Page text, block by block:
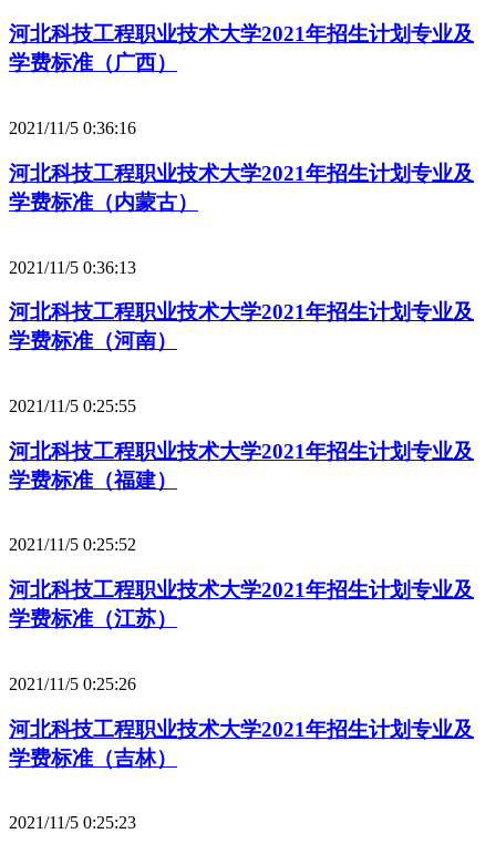
河北科技工程职业技术大学2021年招生计划专业及
学费标准（广西）
2021/11/5 0:36:16
河北科技工程职业技术大学2021年招生计划专业及
学费标准（内蒙古）
2021/11/5 0:36:13
河北科技工程职业技术大学2021年招生计划专业及
学费标准（河南）
2021/11/5 0:25:55
河北科技工程职业技术大学2021年招生计划专业及
学费标准（福建）
2021/11/5 0:25:52
河北科技工程职业技术大学2021年招生计划专业及
学费标准（江苏）
2021/11/5 0:25:26
河北科技工程职业技术大学2021年招生计划专业及
学费标准（吉林）
2021/11/5 0:25:23